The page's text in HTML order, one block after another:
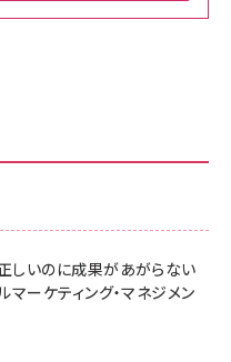
06/24号 No.2500増刊
ン[王道エンタメの矜持／
07/08号 No.2502[2026
カー保証5年 KLMEA128G
ルム iPhone 17 用 保護フィ
Phone17 (6.3インチ) 対応
カー保証5年 KLMEA128G
ード - Amazonロゴ - クラ
Flow USB-C & USB-C
しいのに成果があがらない
ーケティング・マネジメン